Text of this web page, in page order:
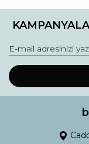
Ürün
Ürün
Bu ürüne